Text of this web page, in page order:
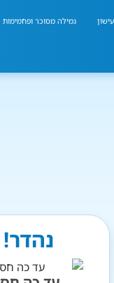
גמילה מסוכר ופחמימות